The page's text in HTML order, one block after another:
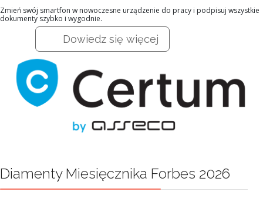
Zmień swój smartfon w nowoczesne urządzenie do pracy i podpisuj wszystkie
dokumenty szybko i wygodnie.
Dowiedz się więcej
Diamenty Miesięcznika Forbes 2026